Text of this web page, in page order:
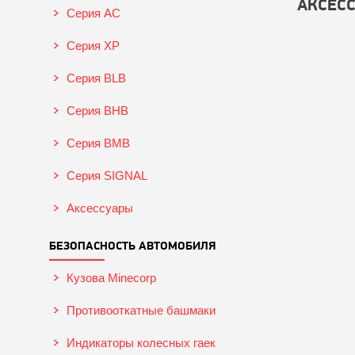
Серия AC
Серия XP
Серия BLB
Серия BHB
Серия BMB
Серия SIGNAL
Аксессуары
БЕЗОПАСНОСТЬ АВТОМОБИЛЯ
Кузова Minecorp
Противооткатные башмаки
Индикаторы колесных гаек